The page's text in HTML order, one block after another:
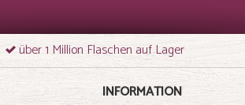
über 1 Million Flaschen auf Lager
INFORMATION